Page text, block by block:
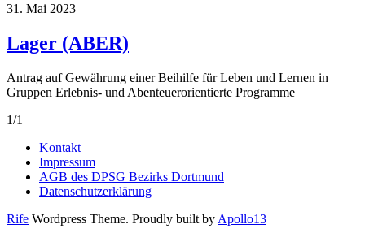
31. Mai 2023
Lager (ABER)
Antrag auf Gewährung einer Beihilfe für Leben und Lernen in
Gruppen Erlebnis- und Abenteuerorientierte Programme
1/1
Kontakt
Impressum
AGB des DPSG Bezirks Dortmund
Datenschutzerklärung
Rife Wordpress Theme. Proudly built by Apollo13